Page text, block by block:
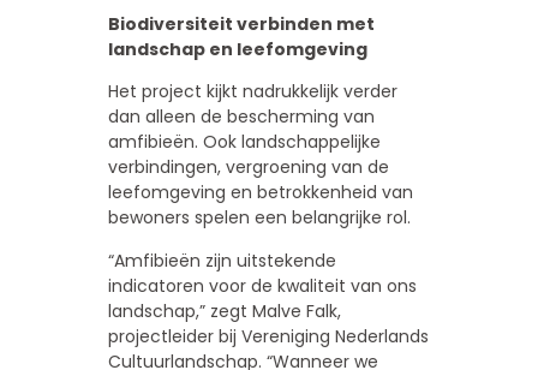
Biodiversiteit verbinden met
landschap en leefomgeving
Het project kijkt nadrukkelijk verder
dan alleen de bescherming van
amfibieën. Ook landschappelijke
verbindingen, vergroening van de
leefomgeving en betrokkenheid van
bewoners spelen een belangrijke rol.
“Amfibieën zijn uitstekende
indicatoren voor de kwaliteit van ons
landschap,” zegt Malve Falk,
projectleider bij Vereniging Nederlands
Cultuurlandschap. “Wanneer we